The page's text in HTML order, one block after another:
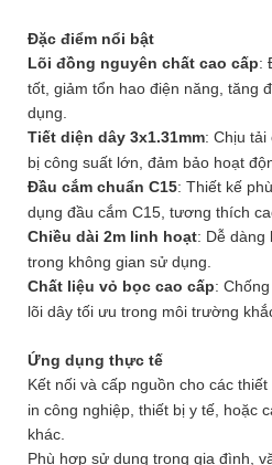
Đặc điểm nổi bật
Lõi đồng nguyên chất cao cấp:
tốt, giảm tổn hao điện năng, tăng
dụng.
Tiết diện dây 3x1.31mm: Chịu
bị công suất lớn, đảm bảo hoạt
Đầu cắm chuẩn C15: Thiết kế
dụng đầu cắm C15, tương thích
Chiều dài 2m linh hoạt: Dễ dàng
trong không gian sử dụng.
Chất liệu vỏ bọc cao cấp:
lõi dây tối ưu trong môi trường
Ứng dụng thực tế
Kết nối và cấp nguồn cho các
in công nghiệp, thiết bị y tế, hoặc
khác.
Phù hợp sử dụng trong gia đình,